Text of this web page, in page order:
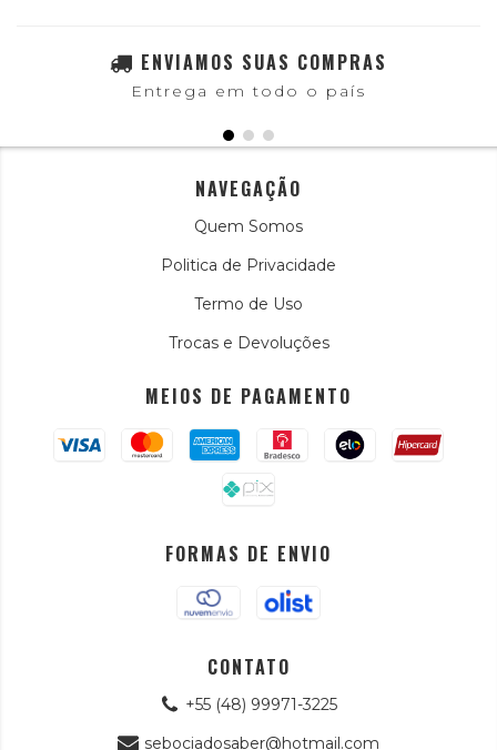
ENVIAMOS SUAS COMPRAS
Entrega em todo o país
NAVEGAÇÃO
Quem Somos
Politica de Privacidade
Termo de Uso
Trocas e Devoluções
MEIOS DE PAGAMENTO
FORMAS DE ENVIO
CONTATO
+55 (48) 99971-3225
sebociadosaber@hotmail.com